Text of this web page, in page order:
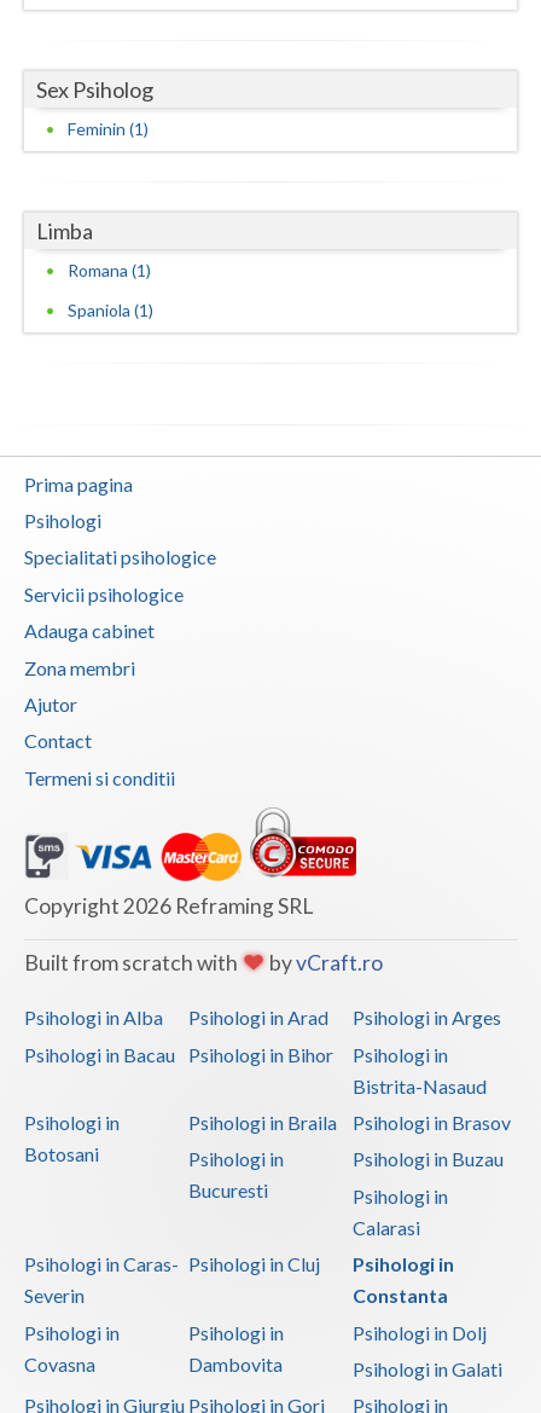
Sibiu
Suceava
Timis
Tulcea
Valcea
Sex Psiholog
Feminin (1)
Limba
Romana (1)
Spaniola (1)
Prima pagina
Psihologi
Specialitati psihologice
Servicii psihologice
Adauga cabinet
Zona membri
Ajutor
Contact
Termeni si conditii
Copyright 2026 Reframing SRL
Built from scratch with byvCraft.ro
Psihologi in Alba Psihologi in Arad
Psihologi in Arges
Psihologi in Bacau
Psihologi in Bihor
Psihologi in
Bistrita-Nasaud
Psihologi in
Botosani
Psihologi in Braila
Psihologi in Brasov
Psihologi in
Bucuresti
Psihologi in Buzau
Psihologi in
Calarasi
Psihologi in Caras-
Severin
Psihologi in Cluj
Psihologi in
Constanta
Psihologi in
Covasna
Psihologi in
Dambovita
Psihologi in Dolj
Psihologi in Galati
Psihologi in Giurgiu Psihologi in Gorj Psihologi in